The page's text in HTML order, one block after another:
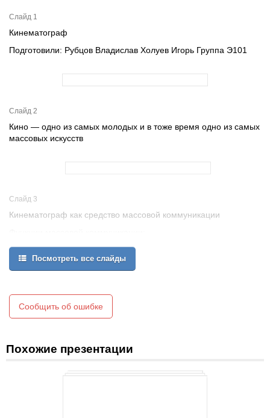
Слайд 1
Кинематограф
Подготовили: Рубцов Владислав Холуев Игорь Группа Э101
Слайд 2
Кино — одно из самых молодых и в тоже время одно из самых
массовых искусств
Слайд 3
Кинематограф как средство массовой коммуникации
воспитательная
Посмотреть все слайды
Сообщить об ошибке
Похожие презентации